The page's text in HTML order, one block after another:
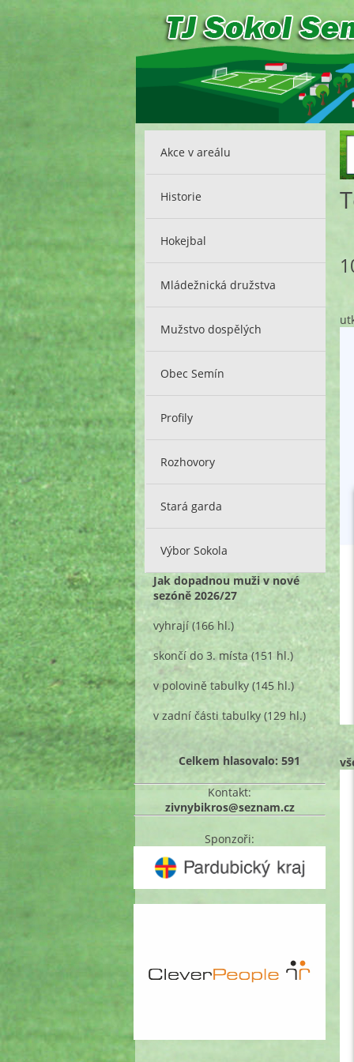
Akce v areálu
Historie
Hokejbal
Mládežnická družstva
Mužstvo dospělých
Obec Semín
Profily
Rozhovory
Stará garda
Výbor Sokola
Jak dopadnou muži v nové
sezóně 2026/27
vyhrají (166 hl.)
skončí do 3. místa(151 hl.)
v polovině tabulky (145 hl.)
v zadní části tabulky (129 hl.)
Celkem hlasovalo: 591
Kontakt:
zivnybikros@seznam.cz
Sponzoři: